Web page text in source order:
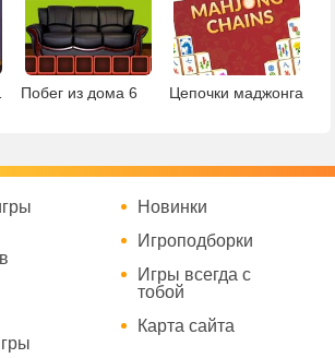
Побег из дома 6 Цепочки маджонга
Новинки
Игроподборки
Игры всегда с
тобой
Карта сайта